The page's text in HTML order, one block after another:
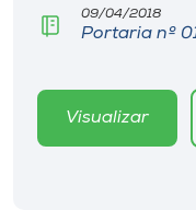
CPA
Editora
09/04/2018
Portaria nº
Visualizar